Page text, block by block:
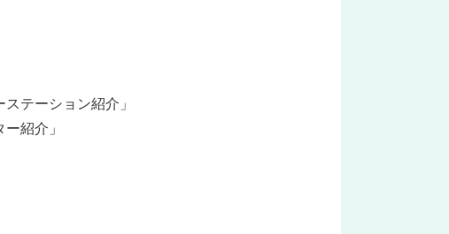
テーション紹介」
紹介」